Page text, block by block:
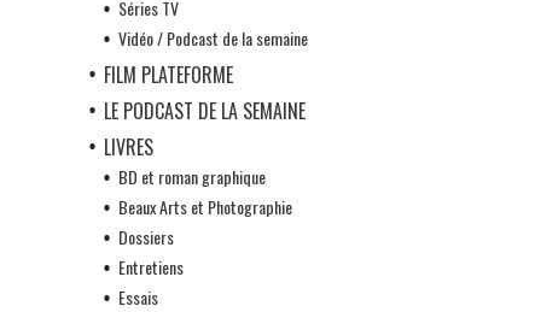
Séries TV
Vidéo / Podcast de la semaine
FILM PLATEFORME
LE PODCAST DE LA SEMAINE
LIVRES
BD et roman graphique
Beaux Arts et Photographie
Dossiers
Entretiens
Essais